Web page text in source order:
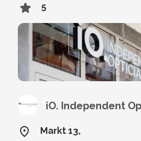
5
iO. Independent
Markt 13,